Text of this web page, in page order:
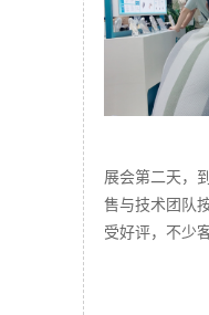
展会第二天，
售与技术团队
受好评，不少